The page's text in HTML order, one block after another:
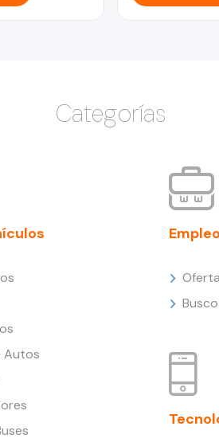
Categorías
Autos